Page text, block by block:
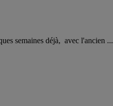
semaines déjà, avec l'ancien ...